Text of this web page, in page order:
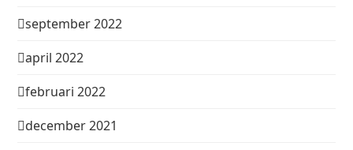
september 2022
april 2022
februari 2022
december 2021